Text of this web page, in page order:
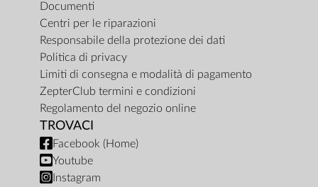
Documenti
Centri per le riparazioni
Responsabile della protezione dei dati
Politica di privacy
Limiti di consegna e modalità di pagamento
ZepterClub termini e condizioni
Regolamento del negozio online
TROVACI
Facebook (Home)
Youtube
Instagram